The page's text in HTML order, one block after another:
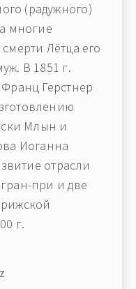
(радужного)
многие
Лётца его
В 1851 г.
Герстнер
Млын и
Иоганна
отрасли
при и две
г.